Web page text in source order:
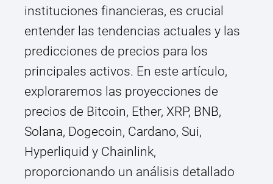
instituciones financieras, es crucial
entender las tendencias actuales y las
predicciones de precios para los
principales activos. En este artículo,
exploraremos las proyecciones de
precios de Bitcoin, Ether, XRP, BNB,
Solana, Dogecoin, Cardano, Sui,
Hyperliquid y Chainlink,
proporcionando un análisis detallado